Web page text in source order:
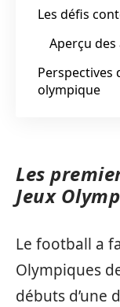
Les défis
Aperçu des
Perspectives
olympique
Les
Jeux
Le football a
Olympiques
débuts d’une